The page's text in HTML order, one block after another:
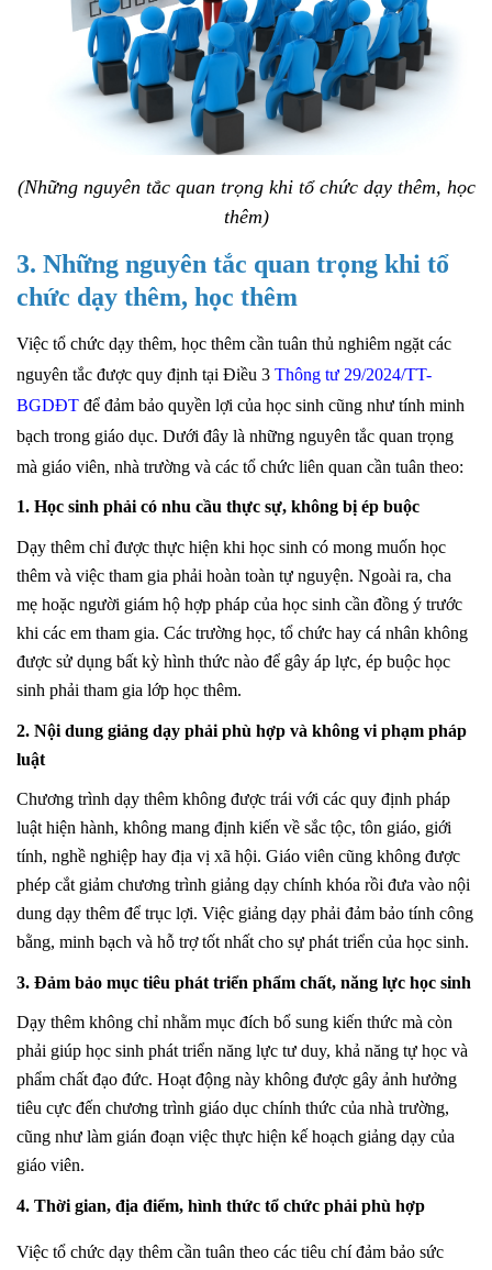
(Những nguyên tắc quan trọng khi tổ chức dạy thêm, học
thêm)
3. Những nguyên tắc quan trọng khi tổ
chức dạy thêm, học thêm
Việc tổ chức dạy thêm, học thêm cần tuân thủ nghiêm ngặt các
nguyên tắc được quy định tại Điều 3 Thông tư 29/2024/TT-
BGDĐT để đảm bảo quyền lợi của học sinh cũng như tính minh
bạch trong giáo dục. Dưới đây là những nguyên tắc quan trọng
mà giáo viên, nhà trường và các tổ chức liên quan cần tuân theo:
1. Học sinh phải có nhu cầu thực sự, không bị ép buộc
Dạy thêm chỉ được thực hiện khi học sinh có mong muốn học
thêm và việc tham gia phải hoàn toàn tự nguyện. Ngoài ra, cha
mẹ hoặc người giám hộ hợp pháp của học sinh cần đồng ý trước
khi các em tham gia. Các trường học, tổ chức hay cá nhân không
được sử dụng bất kỳ hình thức nào để gây áp lực, ép buộc học
sinh phải tham gia lớp học thêm.
2. Nội dung giảng dạy phải phù hợp và không vi phạm pháp
luật
Chương trình dạy thêm không được trái với các quy định pháp
luật hiện hành, không mang định kiến về sắc tộc, tôn giáo, giới
tính, nghề nghiệp hay địa vị xã hội. Giáo viên cũng không được
phép cắt giảm chương trình giảng dạy chính khóa rồi đưa vào nội
dung dạy thêm để trục lợi. Việc giảng dạy phải đảm bảo tính công
bằng, minh bạch và hỗ trợ tốt nhất cho sự phát triển của học sinh.
3. Đảm bảo mục tiêu phát triển phẩm chất, năng lực học sinh
Dạy thêm không chỉ nhằm mục đích bổ sung kiến thức mà còn
phải giúp học sinh phát triển năng lực tư duy, khả năng tự học và
phẩm chất đạo đức. Hoạt động này không được gây ảnh hưởng
tiêu cực đến chương trình giáo dục chính thức của nhà trường,
cũng như làm gián đoạn việc thực hiện kế hoạch giảng dạy của
giáo viên.
4. Thời gian, địa điểm, hình thức tổ chức phải phù hợp
Việc tổ chức dạy thêm cần tuân theo các tiêu chí đảm bảo sức